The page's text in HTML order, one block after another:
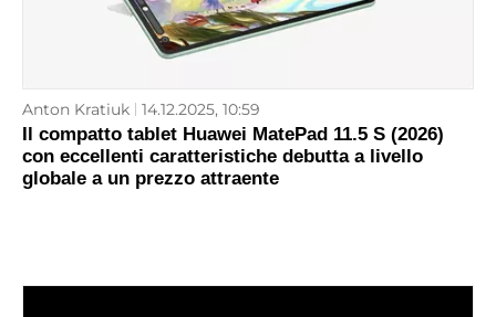
Anton Kratiuk 14.12.2025, 10:59
Il compatto tablet Huawei MatePad 11.5 S (2026)
con eccellenti caratteristiche debutta a livello
globale a un prezzo attraente